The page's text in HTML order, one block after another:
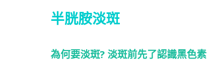
半胱胺淡斑
為何要淡斑? 淡斑前先了認識黑色素